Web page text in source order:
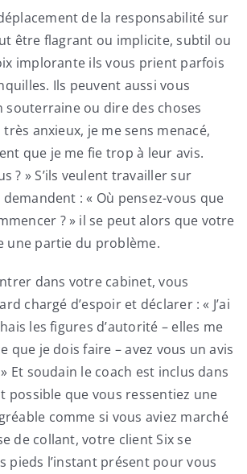
de la responsabilité sur
être flagrant ou implicite, subtil ou
implorante ils vous prient parfois
Ils peuvent aussi vous
souterraine ou dire des choses
très anxieux, je me sens menacé,
que je me fie trop à leur avis.
? » S’ils veulent travailler sur
: « Où pensez-vous que
? » il se peut alors que votre
une partie du problème.
dans votre cabinet, vous
chargé d’espoir et déclarer : « J’ai
les figures d’autorité – elles me
que je dois faire – avez vous un avis
Et soudain le coach est inclus dans
possible que vous ressentiez une
comme si vous aviez marché
de collant, votre client Six se
pieds l’instant présent pour vous